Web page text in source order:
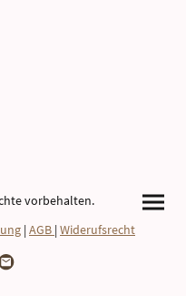
vorbehalten.
| AGB | Widerufsrecht